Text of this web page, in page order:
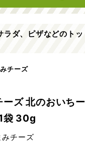
ダ、ピザなどのトッ
チーズ
ズ 北のおいちー
袋 30g
みチーズ